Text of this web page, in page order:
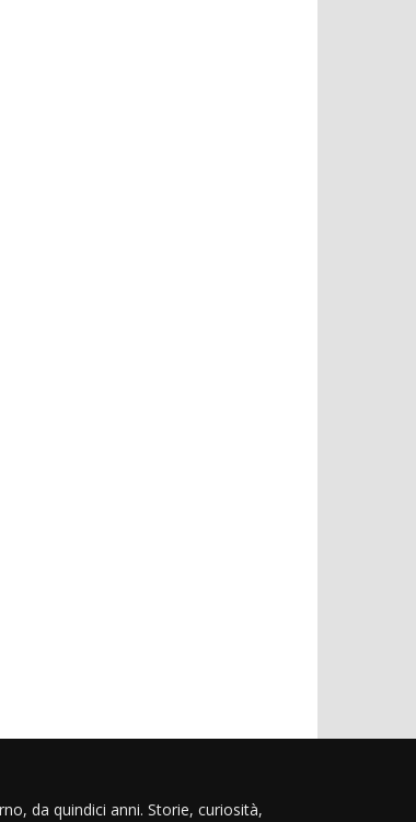
da quindici anni. Storie, curiosità,